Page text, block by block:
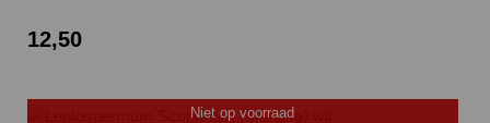
12,50
Niet op voorraad